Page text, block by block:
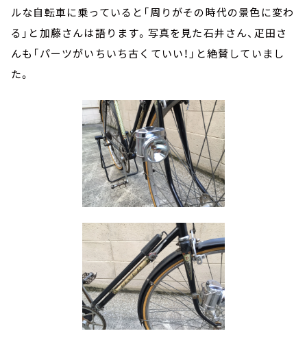
ルな自転車に乗っていると「周りがその時代の景色に変わ
る」と加藤さんは語ります。写真を見た石井さん、疋田さ
んも「パーツがいちいち古くていい！」と絶賛していまし
た。